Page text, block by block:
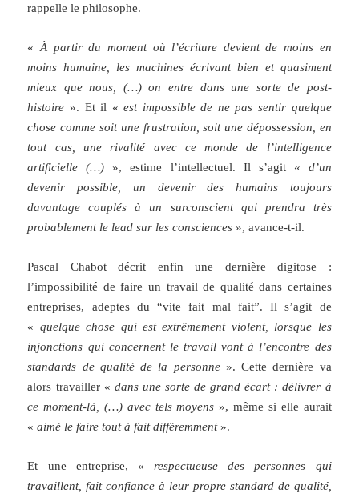
rappelle le philosophe.
«À partir du moment où l’écriture devient de moins en
moins humaine, les machines écrivant bien et quasiment
mieux que nous, (…) on entre dans une sorte de post-
histoire ». Et il «est impossible de ne pas sentir quelque
chose comme soit une frustration, soit une dépossession, en
tout cas, une rivalité avec ce monde de l’intelligence
artificielle (…) », estime l’intellectuel. Il s’agit « d’un
devenir possible, un devenir des humains toujours
davantage couplés à un surconscient qui prendra très
probablement le lead sur les consciences », avance-t-il.
Pascal Chabot décrit enfin une dernière digitose :
l’impossibilité de faire un travail de qualité dans certaines
entreprises, adeptes du “vite fait mal fait”. Il s’agit de
« quelque chose qui est extrêmement violent, lorsque les
injonctions qui concernent le travail vont à l’encontre des
standards de qualité de la personne». Cette dernière va
alors travailler « dans une sorte de grand écart : délivrer à
ce moment-là, (…) avec tels moyens », même si elle aurait
«aimé le faire tout à fait différemment».
Et une entreprise, « respectueuse des personnes qui
travaillent, fait confiance à leur propre standard de qualité,